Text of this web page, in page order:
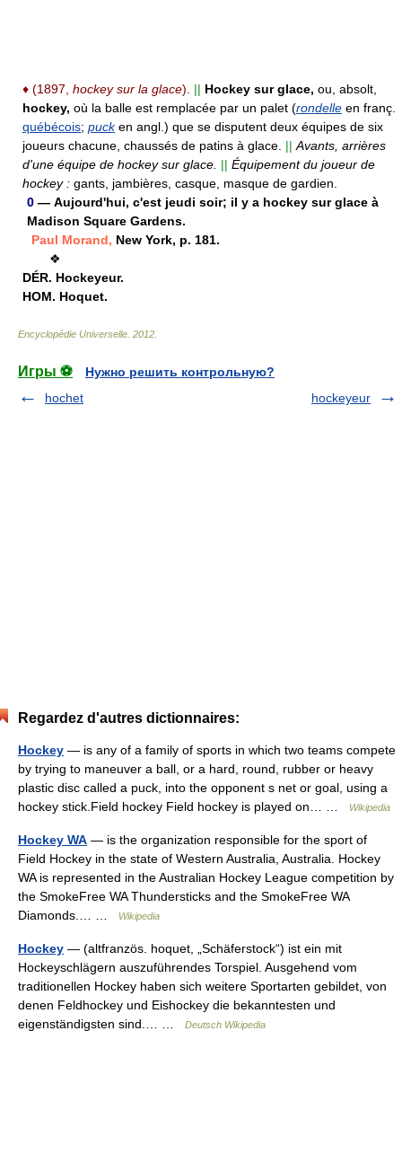
♦ (1897, hockey sur la glace). || Hockey sur glace, ou, absolt,
hockey, où la balle est remplacée par un palet (rondelle en franç.
québécois; pucken angl.) que se disputent deux équipes de six
joueurs chacune, chaussés de patins à glace. || Avants, arrières
d'une équipe de hockey sur glace. || Équipement du joueur de
hockey : gants, jambières, casque, masque de gardien.
0 — Aujourd'hui, c'est jeudi soir; il y a hockey sur glace à
Madison Square Gardens.
Paul Morand, New York, p. 181.
❖
DÉR. Hockeyeur.
HOM. Hoquet.
Encyclopédie Universelle 2012
Игры ⚽
Нужно решить контрольную?
hochet
hockeyeur
Regardez d'autres dictionnaires:
Hockey — is any of a family of sports in which two teams compete
by trying to maneuver a ball, or a hard, round, rubber or heavy
plastic disc called a puck, into the opponent s net or goal, using a
hockey stick.Field hockey Field hockey is played on… …
Wikipedia
Hockey WA — is the organization responsible for the sport of
Field Hockey in the state of Western Australia, Australia. Hockey
WA is represented in the Australian Hockey League competition by
the SmokeFree WA Thundersticks and the SmokeFree WA
Diamonds.… …
Wikipedia
Hockey — (altfranzös. hoquet, „Schäferstock“) ist ein mit
Hockeyschlägern auszuführendes Torspiel. Ausgehend vom
traditionellen Hockey haben sich weitere Sportarten gebildet, von
denen Feldhockey und Eishockey die bekanntesten und
eigenständigsten sind.… …
Deutsch Wikipedia